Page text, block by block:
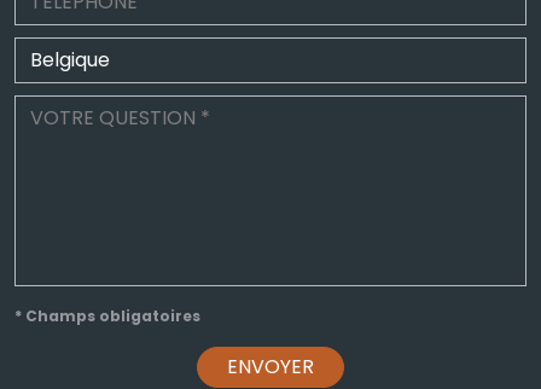
* Champs obligatoires
ENVOYER